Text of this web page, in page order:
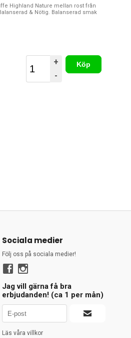
Highland Nature mellan rost från
& Nötig. Balanserad smak
+
-
Köp
Sociala medier
Följ oss på sociala medier!
Jag vill gärna få bra
erbjudanden! (ca 1 per mån)
Läs våra villkor